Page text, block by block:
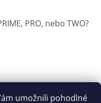
umožnili pohodlné
PRO, nebo TWO?